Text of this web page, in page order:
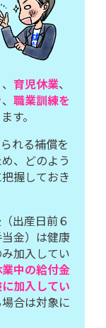
育児休業、
、 職業訓練を
す。
れる補償を
、どのよう
握しておき
出産日前６
金）は健康
加入してい
中の給付金
加入してい
合は対象に